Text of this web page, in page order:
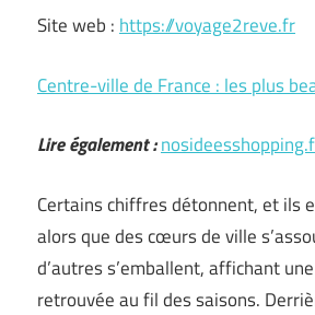
Site web : https://voyage2reve.fr
Centre-ville de France : les plus
Lire également :
Certains chiffres détonnent, et ils
alors que des cœurs de ville
d’autres s’emballent, affichant
retrouvée au fil des saisons.